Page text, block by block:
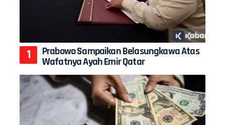
Prabowo Sampaikan Belasungkawa Atas
Wafatnya Ayah Emir Qatar